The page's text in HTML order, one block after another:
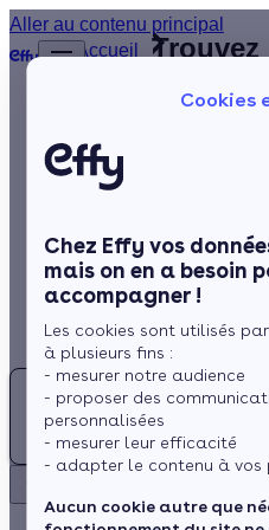
Cookies
Chez Effy vos
mais on en a besoin
accompagner !
Les cookies sont utilisés
à plusieurs fins :
- mesurer notre audience
- proposer des
personnalisées
- mesurer leur efficacité
- adapter le contenu à vos
Aucun cookie autre que
Aller au contenu principal
Chauffage
Rénovation globale
Aides et Primes
Actualités
Espace Client
Accueil
du fil
d’Ariane
Morbihan
Trouvez
meilleur
(56)
Rechercher
Besoin d'un Installateur de